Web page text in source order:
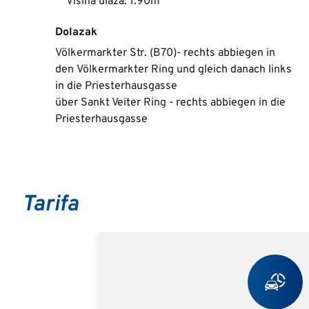
Dolazak
Völkermarkter Str. (B70)- rechts abbiegen in
den Völkermarkter Ring und gleich danach links
in die Priesterhausgasse
über Sankt Veiter Ring - rechts abbiegen in die
Priesterhausgasse
Tarifa